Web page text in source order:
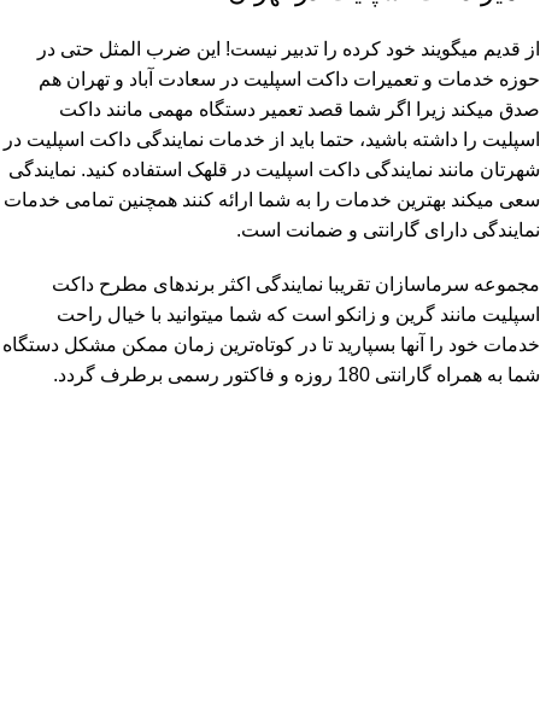
از قدیم میگویند خود کرده را تدبیر نیست! این ضرب المثل حتی در
حوزه خدمات و تعمیرات داکت اسپلیت در سعادت آباد و تهران هم
صدق میکند زیرا اگر شما قصد تعمیر دستگاه مهمی مانند داکت
اسپلیت را داشته باشید، حتما باید از خدمات نمایندگی داکت اسپلیت در
شهرتان مانند نمایندگی داکت اسپلیت در قلهک استفاده کنید. نمایندگی
سعی میکند بهترین خدمات را به شما ارائه کنند همچنین تمامی خدمات
نمایندگی دارای گارانتی و ضمانت است.
مجموعه سرماسازان تقریبا نمایندگی اکثر برند‌های مطرح داکت
اسپلیت مانند گرین و زانکو است که شما میتوانید با خیال راحت
خدمات خود را آنها بسپارید تا در کوتاه‌ترین زمان ممکن مشکل دستگاه
شما به همراه گارانتی 180 روزه و فاکتور رسمی برطرف گردد.